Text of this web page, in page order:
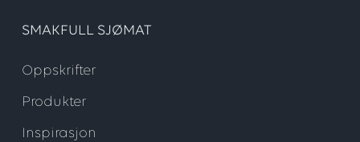
SMAKFULL SJØMAT
Oppskrifter
Produkter
Inspirasjon